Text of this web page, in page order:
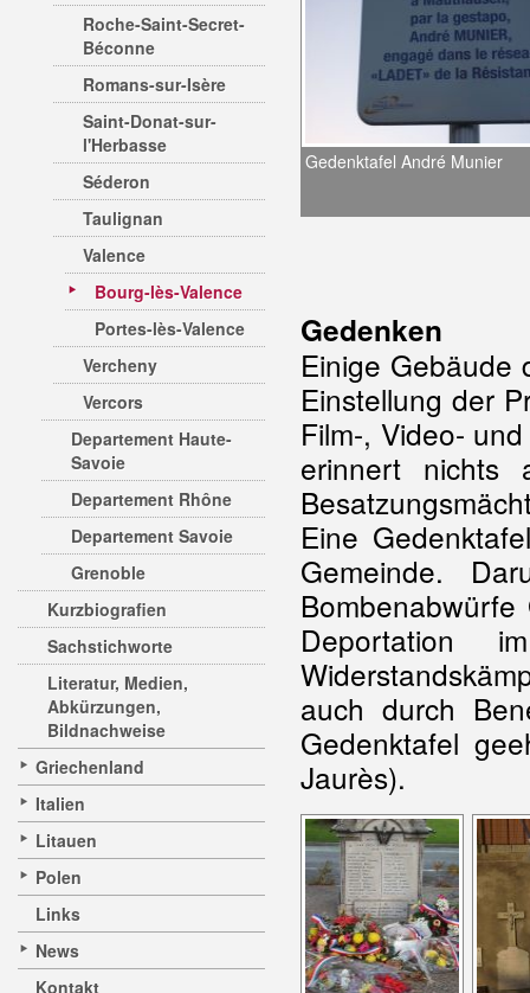
Roche-Saint-Secret-
Béconne
Romans-sur-Isère
Saint-Donat-sur-
l'Herbasse
Séderon
Taulignan
Valence
Bourg-lès-Valence
Portes-lès-Valence
Vercheny
Vercors
Departement Haute-
Savoie
Departement Rhône
Departement Savoie
Grenoble
Kurzbiografien
Sachstichworte
Literatur, Medien,
Abkürzungen,
Bildnachweise
Griechenland
Italien
Litauen
Polen
Links
News
Kontakt
Gedenktafel André Munier
Gedenken
Einige Gebäude
Einstellung der
Film-, Video-
erinnert nichts
Eine
Gemeinde.
Deportation
auch durch
Gedenktafel
Jaurès).